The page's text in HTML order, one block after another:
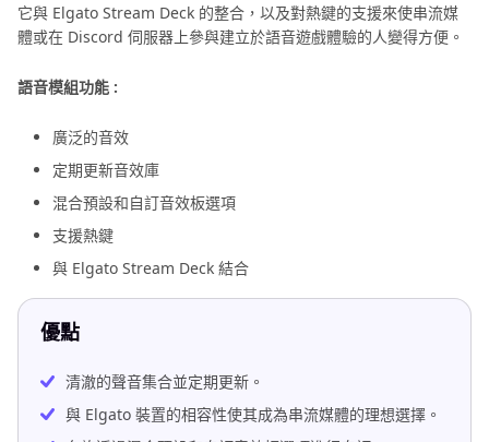
它與 Elgato Stream Deck 的整合，以及對熱鍵的支援來使串流媒
體或在 Discord 伺服器上參與建立於語音遊戲體驗的人變得方便。
語音模組功能 :
廣泛的音效
定期更新音效庫
混合預設和自訂音效板選項
支援熱鍵
與 Elgato Stream Deck 結合
優點
清澈的聲音集合並定期更新。
與 Elgato 裝置的相容性使其成為串流媒體的理想選擇。